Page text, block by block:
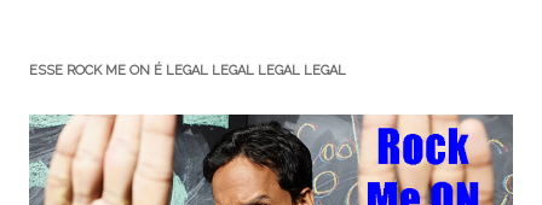
ESSE ROCK ME ON É LEGAL LEGAL LEGAL LEGAL